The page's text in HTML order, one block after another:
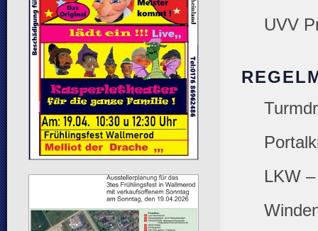
UVV
LKW